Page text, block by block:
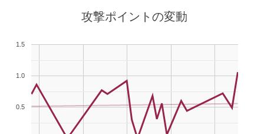
攻撃ポイントの変動
0.5
1.0
1.5